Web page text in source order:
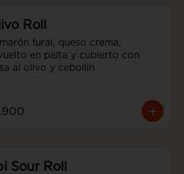
Roll
furai, queso crema,
en palta y cubierto con
al olivo y cebollín
Sour Roll